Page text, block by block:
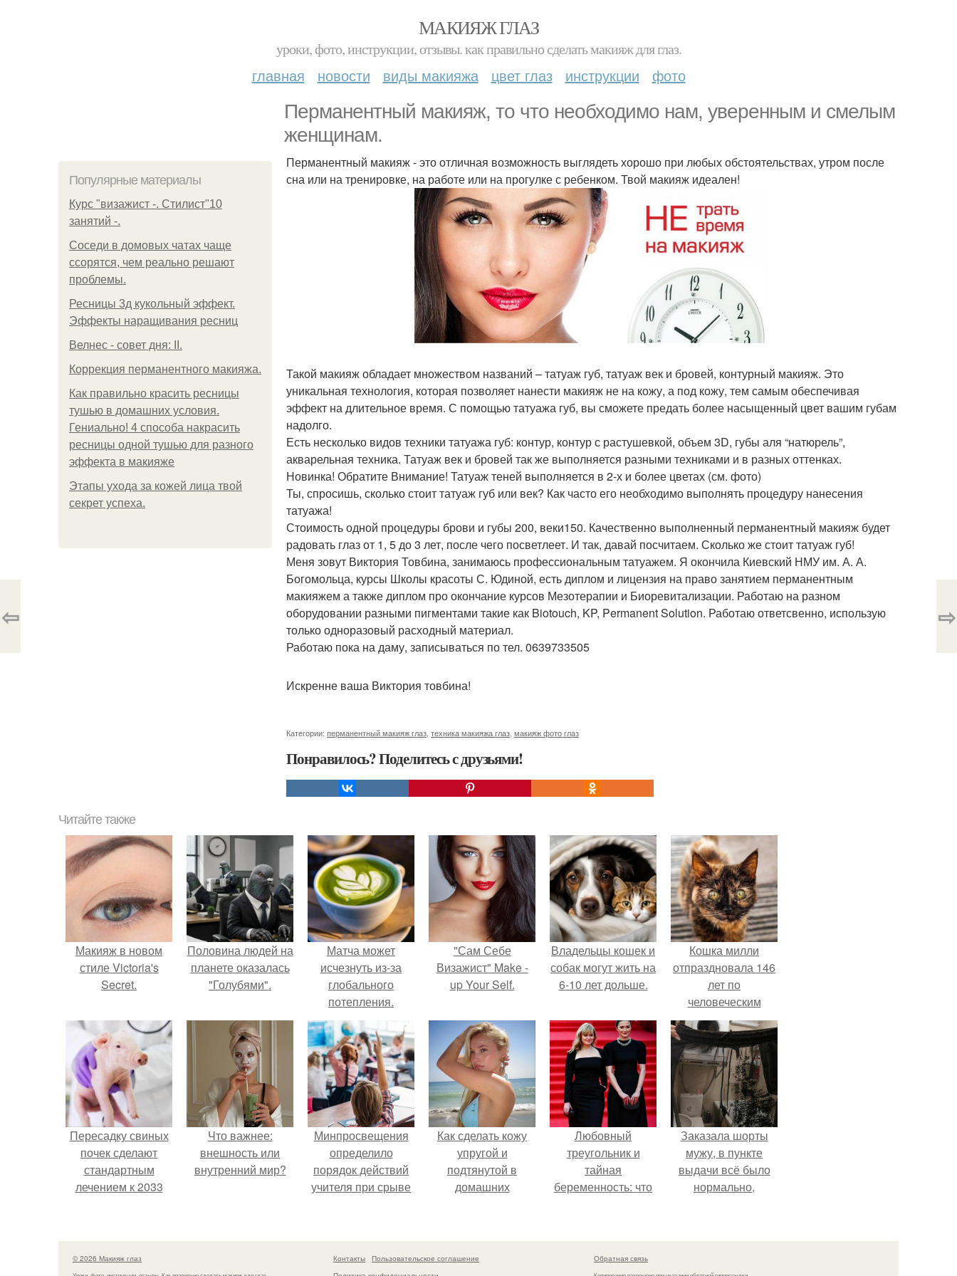
МАКИЯЖ ГЛАЗ
уроки, фото, инструкции, отзывы. как правильно сделать макияж для глаз.
главная новости виды макияжа цвет глаз инструкции фото
Перманентный макияж, то что необходимо нам, уверенным и смелым
женщинам.
Популярные материалы
Курс "визажист -. Стилист"10
занятий -.
Соседи в домовых чатах чаще
ссорятся, чем реально решают
проблемы.
Ресницы 3д кукольный эффект.
Эффекты наращивания ресниц
Велнес - совет дня: II.
Коррекция перманентного макияжа.
Как правильно красить ресницы
тушью в домашних условия.
Гениально! 4 способа накрасить
ресницы одной тушью для разного
эффекта в макияже
Этапы ухода за кожей лица твой
секрет успеха.
Перманентный макияж - это отличная возможность выглядеть хорошо при любых обстоятельствах, утром после
сна или на тренировке, на работе или на прогулке с ребенком. Твой макияж идеален!
Такой макияж обладает множеством названий – татуаж губ, татуаж век и бровей, контурный макияж. Это
уникальная технология, которая позволяет нанести макияж не на кожу, а под кожу, тем самым обеспечивая
эффект на длительное время. С помощью татуажа губ, вы сможете предать более насыщенный цвет вашим губам
надолго.
Есть несколько видов техники татуажа губ: контур, контур с растушевкой, объем 3D, губы аля “натюрель”,
акварельная техника. Татуаж век и бровей так же выполняется разными техниками и в разных оттенках.
Новинка! Обратите Внимание! Татуаж теней выполняется в 2-х и более цветах (см. фото)
Ты, спросишь, сколько стоит татуаж губ или век? Как часто его необходимо выполнять процедуру нанесения
татуажа!
Стоимость одной процедуры брови и губы 200, веки150. Качественно выполненный перманентный макияж будет
радовать глаз от 1, 5 до 3 лет, после чего посветлеет. И так, давай посчитаем. Сколько же стоит татуаж губ!
Меня зовут Виктория Товбина, занимаюсь профессиональным татуажем. Я окончила Киевский НМУ им. А. А.
Богомольца, курсы Школы красоты С. Юдиной, есть диплом и лицензия на право занятием перманентным
макияжем а также диплом про окончание курсов Мезотерапии и Биоревитализации. Работаю на разном
оборудовании разными пигментами такие как Biotouch, KP, Permanent Solution. Работаю ответсвенно, использую
только одноразовый расходный материал.
Работаю пока на даму, записываться по тел. 0639733505
Искренне ваша Виктория товбина!
Категории: перманентный макияж глаз техника макияжа глаз макияж фото глаз
Понравилось? Поделитесь с друзьями!
⇦ ⇨
Читайте также
Макияж в новом
стиле Victoria's
Secret.
Половина людей на
планете оказалась
"Голубями".
Матча может
исчезнуть из-за
глобального
потепления.
"Сам Себе
Визажист" Make -
up Your Self.
Владельцы кошек и
собак могут жить на
6-10 лет дольше.
Кошка милли
отпраздновала 146
лет по
человеческим
Меркам и
претендует на
звание самой
старой в мире.
Пересадку свиных
почек сделают
стандартным
лечением к 2033
Что важнее:
внешность или
внутренний мир?
Минпросвещения
определило
порядок действий
учителя при срыве
Как сделать кожу
упругой и
подтянутой в
домашних
Любовный
треугольник и
тайная
беременность: что
Михалкова?
Заказала шорты
мужу, в пункте
выдачи всё было
нормально,
предвещало беды.
© 2026 Макияж глаз Контакты
Пользовательское соглашение
Обратная связь